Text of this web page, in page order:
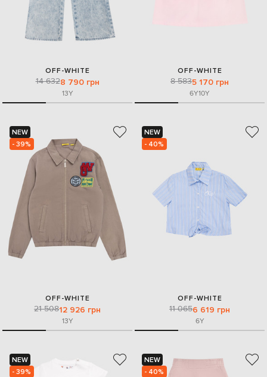
OFF-WHITE
14 6328 790 грн
13Y
OFF-WHITE
8 5835 170 грн
6Y10Y
NEW
- 39%
OFF-WHITE
21 50812 926 грн
13Y
NEW
- 40%
OFF-WHITE
11 0656 619 грн
6Y
NEW
- 39%
NEW
- 40%